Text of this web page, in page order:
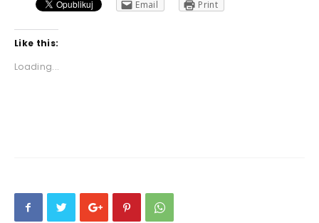
Email
Print
Like this:
Loading...